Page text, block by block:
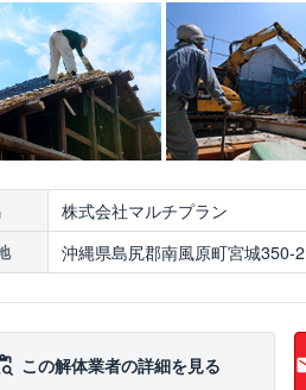
株式会社マルチプラン
沖縄県島尻郡南風原町宮城350-2
この解体業者の詳細を見る